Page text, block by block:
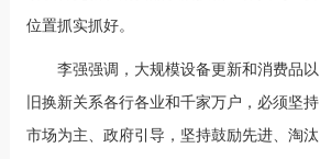
位置抓实抓好。
李强强调，大规模设备更新和消费品以
旧换新关系各行各业和千家万户，必须坚持
市场为主、政府引导，坚持鼓励先进、淘汰